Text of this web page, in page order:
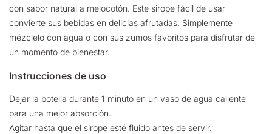
con sabor natural a melocotón. Este sirope fácil de usar
convierte sus bebidas en delicias afrutadas. Simplemente
mézclelo con agua o con sus zumos favoritos para disfrutar de
un momento de bienestar.
Instrucciones de uso
Dejar la botella durante 1 minuto en un vaso de agua caliente
para una mejor absorción.
Agitar hasta que el sirope esté fluido antes de servir.